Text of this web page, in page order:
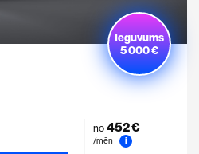
Ieguvums
5 000 €
no 452 €
/mēn
i